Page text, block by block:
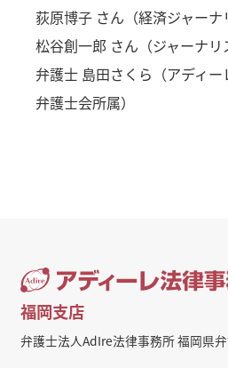
荻原博子 さん（経済ジャーナ
松谷創一郎 さん（ジャーナリ
弁護士 島田さくら（アディ
弁護士会所属）
福岡支店
弁護士法人AdIre法律事務所 福岡県